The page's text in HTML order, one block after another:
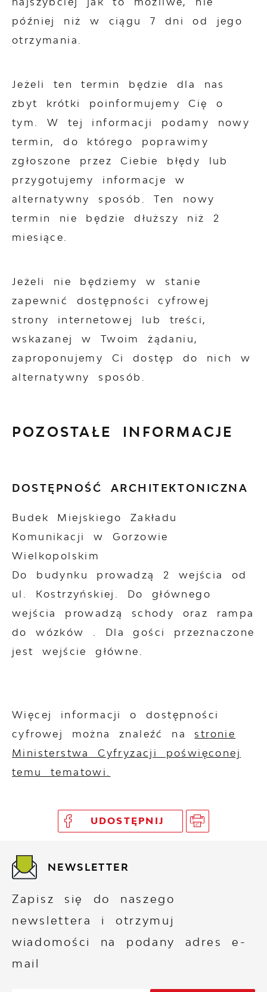
później niż w ciągu 7 dni od jego
otrzymania.
Jeżeli ten termin będzie dla nas
zbyt krótki poinformujemy Cię o
tym. W tej informacji podamy nowy
termin, do którego poprawimy
zgłoszone przez Ciebie błędy lub
przygotujemy informacje w
alternatywny sposób. Ten nowy
termin nie będzie dłuższy niż 2
miesiące.
Jeżeli nie będziemy w stanie
zapewnić dostępności cyfrowej
strony internetowej lub treści,
wskazanej w Twoim żądaniu,
zaproponujemy Ci dostęp do nich w
alternatywny sposób.
POZOSTAŁE INFORMACJE
DOSTĘPNOŚĆ ARCHITEKTONICZNA
Budek Miejskiego Zakładu
Komunikacji w Gorzowie
Wielkopolskim
Do budynku prowadzą 2 wejścia od
ul. Kostrzyńskiej. Do głównego
wejścia prowadzą schody oraz rampa
do wózków . Dla gości przeznaczone
jest wejście główne.
Więcej informacji o dostępności
cyfrowej można znaleźć nastronie
Ministerstwa Cyfryzacji poświęconej
temu tematowi.
UDOSTĘPNIJ
NEWSLETTER
Zapisz się do naszego
newslettera i otrzymuj
wiadomości na podany adres e-
mail